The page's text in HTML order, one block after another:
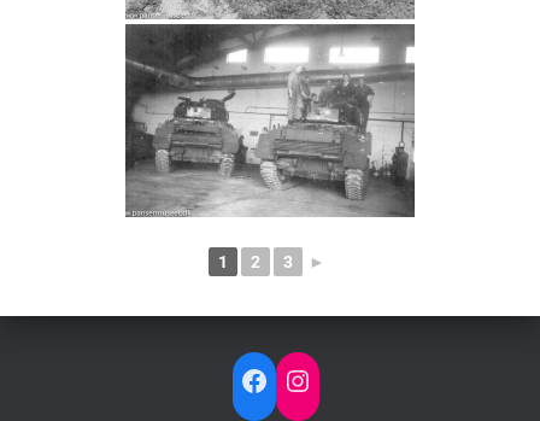
1 2 3 ►
FACEBOOK INSTAGRAM